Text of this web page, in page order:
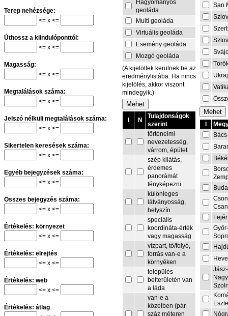
Terep nehézsége:
<= x <=
Úthossz a kiindulóponttól:
<= x <=
Magasság:
<= x <=
Megtalálások száma:
<= x <=
Jelszó nélküli megtalálások száma:
<= x <=
Sikertelen keresések száma:
<= x <=
Egyéb bejegyzések száma:
<= x <=
Összes bejegyzés száma:
<= x <=
Értékelés: környezet
<= x <=
Értékelés: elrejtés
<= x <=
Értékelés: web
<= x <=
Értékelés: átlag
Hagyományos
geoláda
Multi geoláda
Virtuális geoláda
Esemény geoláda
Mozgó geoláda
(A kijelöltek kerülnek be az
eredménylistába. Ha nincs
kijelölés, akkor viszont
mindegyik.)
N
Tulajdonságok
szerint
történelmi
nevezetesség,
várrom, épület
szép kilátás,
érdemes
panorámát
fényképezni
különleges
látványosság,
helyszín
speciális
koordináta-érték
vagy magasság
vízpart, tó/folyó,
forrás van-e a
környéken
település
belterületén van
a láda
van-e a
közelben (pár
száz méteren
San
Fejér
Jász-